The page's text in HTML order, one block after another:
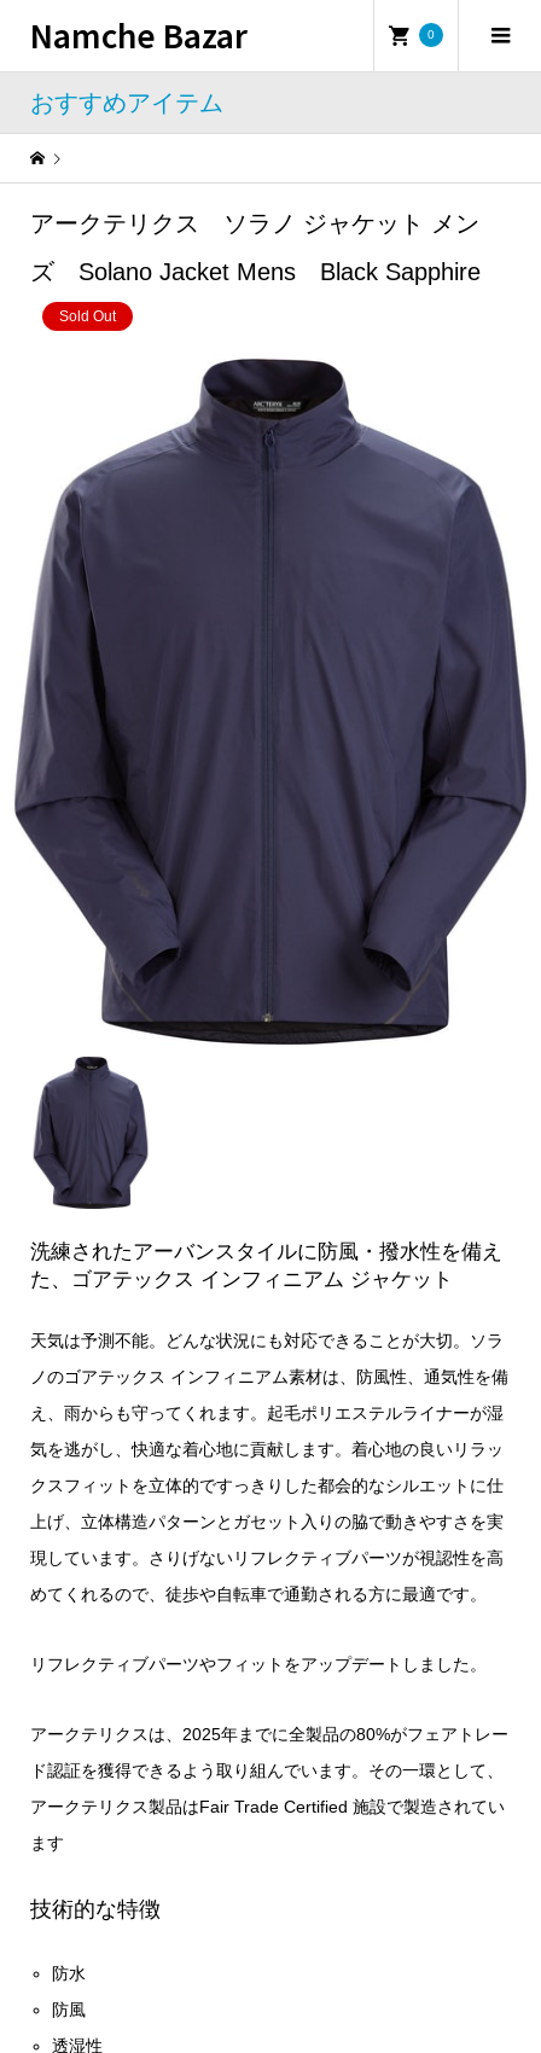
Namche Bazar 0
おすすめアイテム
アークテリクス ソラノ ジャケット メン
ズ Solano Jacket Mens Black Sapphire
Sold Out
洗練されたアーバンスタイルに防風・撥水性を備え
た、ゴアテックス インフィニアム ジャケット
天気は予測不能。どんな状況にも対応できることが大切。ソラ
ノのゴアテックス インフィニアム素材は、防風性、通気性を備
え、雨からも守ってくれます。起毛ポリエステルライナーが湿
気を逃がし、快適な着心地に貢献します。着心地の良いリラッ
クスフィットを立体的ですっきりした都会的なシルエットに仕
上げ、立体構造パターンとガセット入りの脇で動きやすさを実
現しています。さりげないリフレクティブパーツが視認性を高
めてくれるので、徒歩や自転車で通勤される方に最適です。
リフレクティブパーツやフィットをアップデートしました。
アークテリクスは、2025年までに全製品の80%がフェアトレー
ド認証を獲得できるよう取り組んでいます。その一環として、
アークテリクス製品はFair Trade Certified 施設で製造されてい
ます
技術的な特徴
防水
防風
透湿性